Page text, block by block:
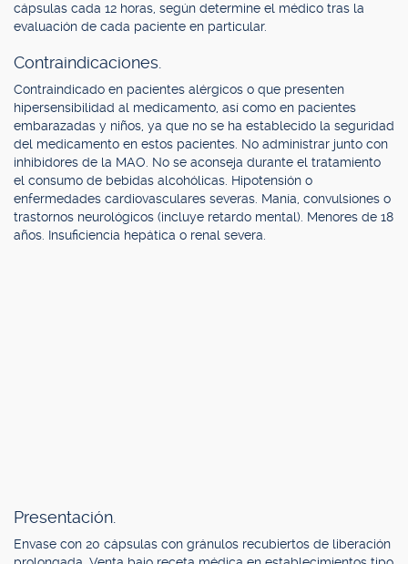
cápsulas cada 12 horas, según determine el médico tras la
evaluación de cada paciente en particular.
Contraindicaciones.
Contraindicado en pacientes alérgicos o que presenten
hipersensibilidad al medicamento, así como en pacientes
embarazadas y niños, ya que no se ha establecido la seguridad
del medicamento en estos pacientes. No administrar junto con
inhibidores de la MAO. No se aconseja durante el tratamiento
el consumo de bebidas alcohólicas. Hipotensión o
enfermedades cardiovasculares severas. Manía, convulsiones o
trastornos neurológicos (incluye retardo mental). Menores de 18
años. Insuficiencia hepática o renal severa.
Presentación.
Envase con 20 cápsulas con gránulos recubiertos de liberación